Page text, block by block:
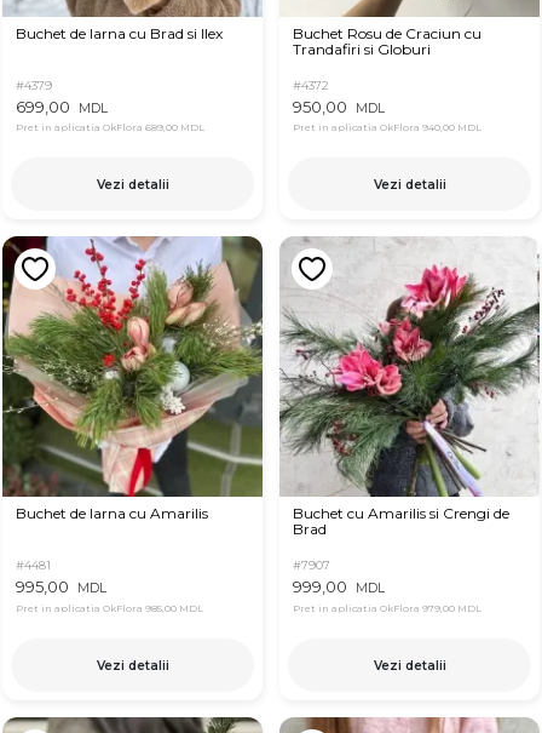
Buchet de Iarna cu Brad si Ilex
#4379
699,00 MDL
Pret in aplicatia OkFlora 689,00 MDL
Vezi detalii
Buchet Rosu de Craciun cu
Trandafiri si Globuri
#4372
950,00 MDL
Pret in aplicatia OkFlora 940,00 MDL
Vezi detalii
Buchet de Iarna cu Amarilis
#4481
995,00 MDL
Pret in aplicatia OkFlora 985,00 MDL
Vezi detalii
Buchet cu Amarilis si Crengi de
Brad
#7907
999,00 MDL
Pret in aplicatia OkFlora 979,00 MDL
Vezi detalii